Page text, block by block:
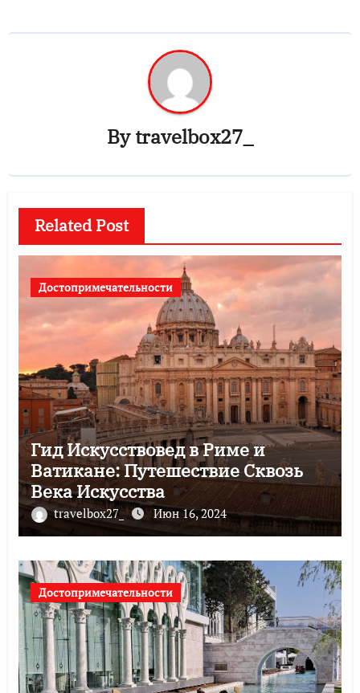
Bytravelbox27_
Related Post
Достопримечательности
Гид Искусствовед в Риме и
Ватикане: Путешествие Сквозь
Века Искусства
travelbox27_ Июн 16, 2024
Достопримечательности